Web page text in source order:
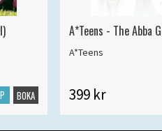
BOKA
A*Teens - The Abba
A*Teens
399 kr